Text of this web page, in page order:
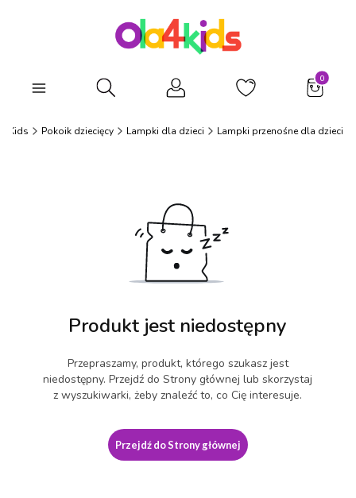
Otwórz wyszukiwarkę
Pokoik dziecięcy Lampki dla dzieci Lampki przenośne dla dzieci
Produkt jest niedostępny
Przepraszamy, produkt, którego szukasz jest
niedostępny. Przejdź do Strony głównej lub skorzystaj
z wyszukiwarki, żeby znaleźć to, co Cię interesuje.
Przejdź do Strony głównej